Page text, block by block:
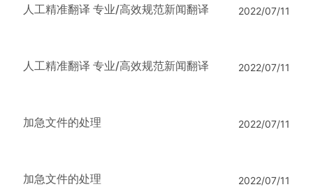
人工精准翻译 专业/高效规范新闻翻译 2022/07/11
人工精准翻译 专业/高效规范新闻翻译 2022/07/11
加急文件的处理 2022/07/11
加急文件的处理 2022/07/11